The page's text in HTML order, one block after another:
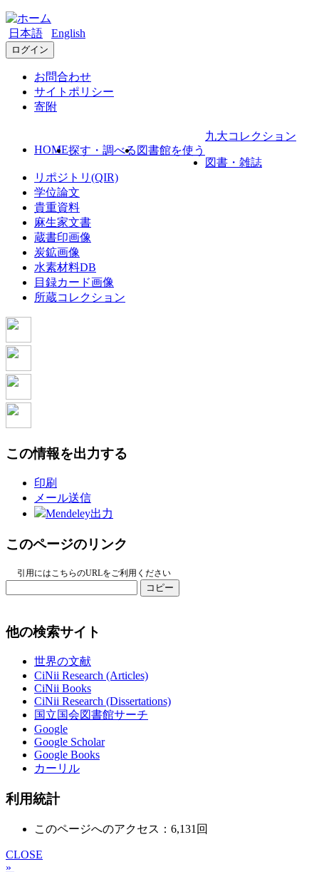
日本語 English
ログイン
お問合わせ
サイトポリシー
寄附
HOME探す・調べる 図書館を使う
九大コレクション
図書・雑誌
リポジトリ(QIR)
学位論文
貴重資料
麻生家文書
蔵書印画像
炭鉱画像
水素材料DB
目録カード画像
所蔵コレクション
この情報を出力する
印刷
メール送信
Mendeley出力
このページのリンク
引用にはこちらのURLをご利用ください
コピー
他の検索サイト
世界の文献
CiNii Research (Articles)
CiNii Books
CiNii Research (Dissertations)
国立国会図書館サーチ
Google
Google Scholar
Google Books
カーリル
利用統計
このページへのアクセス：6,131回
CLOSE
»